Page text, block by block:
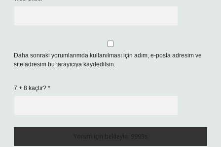
Daha sonraki yorumlarımda kullanılması için adım, e-posta adresim ve
site adresim bu tarayıcıya kaydedilsin.
7 + 8 kaçtır? *